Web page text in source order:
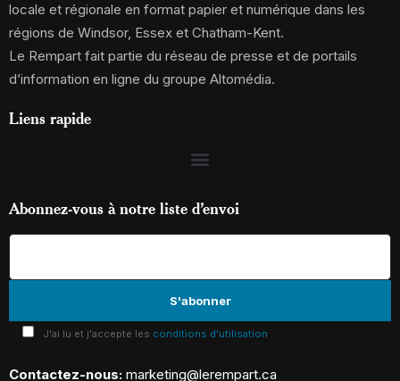
locale et régionale en format papier et numérique dans les
régions de Windsor, Essex et Chatham-Kent.
Le Rempart fait partie du réseau de presse et de portails
d’information en ligne du groupe Altomédia.
Liens rapide
Abonnez-vous à notre liste d’envoi
J'ai lu et j'accepte les conditions d'utilisation
Contactez-nous: marketing@lerempart.ca